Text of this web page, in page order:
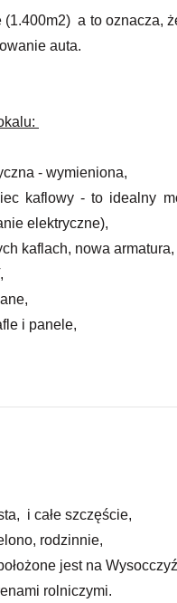
(1.400m2) a to oznacza,
auta.
- wymieniona,
kaflowy - to idealny
elektryczne),
kaflach, nowa
i panele,
i całe szczęście,
rodzinnie,
jest na
rolniczymi.